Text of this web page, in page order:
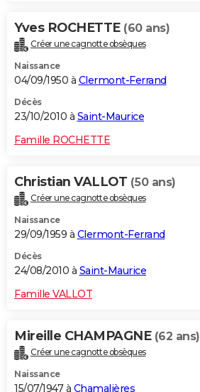
Yves ROCHETTE (60 ans)
Créer une cagnotte obsèques
Naissance
04/09/1950 à Clermont-Ferrand
Décès
23/10/2010 à Saint-Maurice
Famille ROCHETTE
Christian VALLOT (50 ans)
Créer une cagnotte obsèques
Naissance
29/09/1959 à Clermont-Ferrand
Décès
24/08/2010 à Saint-Maurice
Famille VALLOT
Mireille CHAMPAGNE (62 ans)
Créer une cagnotte obsèques
Naissance
15/07/1947 à Chamalières